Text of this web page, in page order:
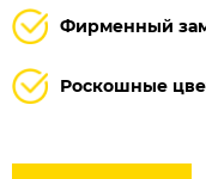
Фирменный
Роскошные